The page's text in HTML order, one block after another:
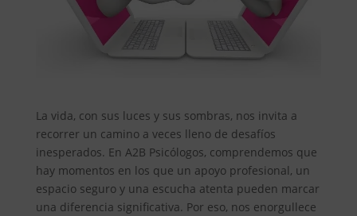
La vida, con sus luces y sus sombras, nos invita a
recorrer un camino a veces lleno de desafíos
inesperados. En A2B Psicólogos, comprendemos que
hay momentos en los que un apoyo profesional, un
espacio seguro y una escucha atenta pueden marcar
una diferencia significativa. Por eso, nos enorgullece